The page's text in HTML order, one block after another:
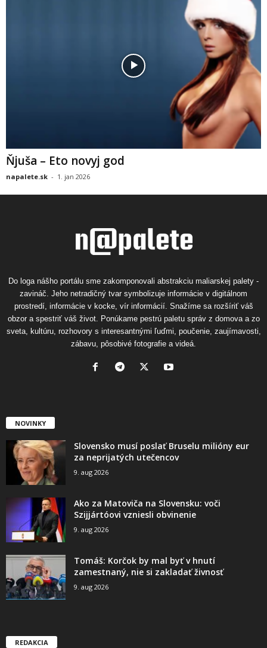
Ňjuša – Eto novyj god
napalete.sk - 1. jan 2026
Do loga nášho portálu sme zakomponovali abstrakciu maliarskej palety -
zavináč. Jeho netradičný tvar symbolizuje informácie v digitálnom
prostredí, informácie v kocke, vír informácií. Snažíme sa rozšíriť váš
obzor a spestriť váš život. Ponúkame pestrú paletu správ z domova a zo
sveta, kultúru, rozhovory s interesantnými ľuďmi, poučenie, zaujímavosti,
zábavu, pôsobivé fotografie a videá.
NOVINKY
Slovensko musí poslať Bruselu milióny eur
za neprijatých utečencov
9. aug 2026
Ako za Matoviča na Slovensku: voči
Szijjártóovi vzniesli obvinenie
9. aug 2026
Tomáš: Korčok by mal byť v hnutí
zamestnaný, nie si zakladať živnosť
9. aug 2026
REDAKCIA